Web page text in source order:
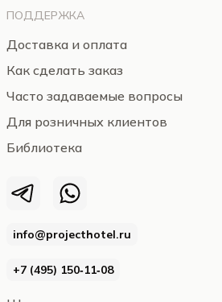
info@projecthotel.ru
+7 (495) 150‑11‑08
ПОДДЕРЖКА
Доставка и оплата
Как сделать заказ
Часто задаваемые вопросы
Для розничных клиентов
Библиотека